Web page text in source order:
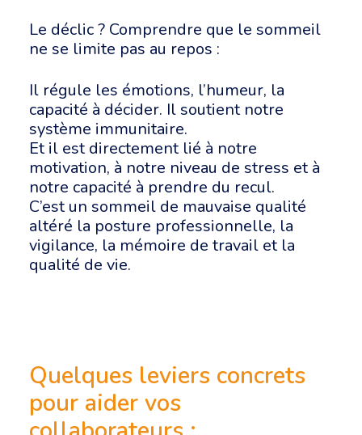
Le déclic ? Comprendre que le sommeil
ne se limite pas au repos :
Il régule les émotions, l’humeur, la
capacité à décider. Il soutient notre
système immunitaire.
Et il est directement lié à notre
motivation, à notre niveau de stress et à
notre capacité à prendre du recul.
C’est un sommeil de mauvaise qualité
altéré la posture professionnelle, la
vigilance, la mémoire de travail et la
qualité de vie.
Quelques leviers concrets
pour aider vos